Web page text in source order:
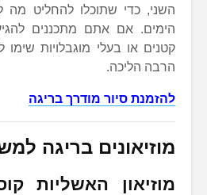
השני, כדי שתוכלו להחליט
הימים. אם אתם מתכננים
קטנים או בעלי מוגבלויות שימו
הרבה הליכה.
להזמנת סיור מודרך בריגה
מוזיאונים בריגה
מוזיאון האשליות